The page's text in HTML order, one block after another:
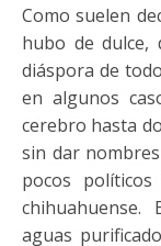
Como suelen
hubo de dulce,
diáspora de
en algunos
cerebro hasta
sin dar
pocos
aguas